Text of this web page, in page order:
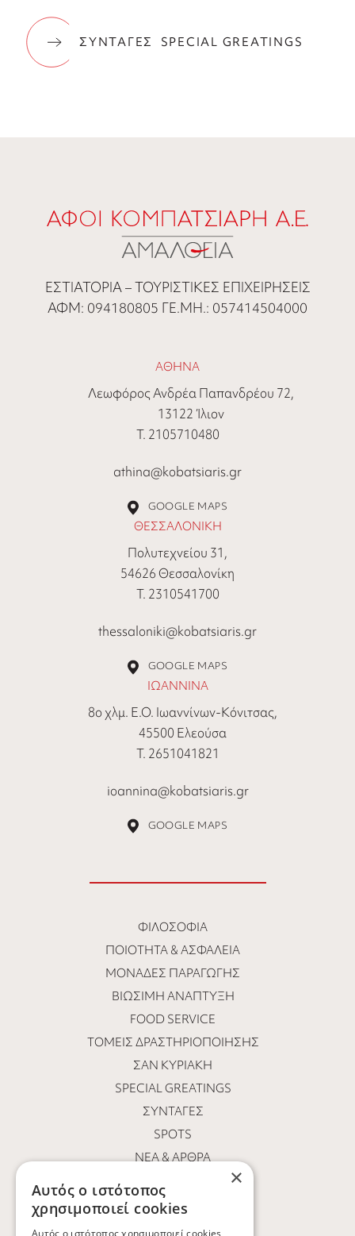
ΣΥΝΤΑΓΕΣ SPECIAL GREATINGS
ΕΣΤΙΑΤΟΡΙΑ – ΤΟΥΡΙΣΤΙΚΕΣ ΕΠΙΧΕΙΡΗΣΕΙΣ
ΑΦΜ: 094180805 ΓΕ.ΜΗ.: 057414504000
ΑΘΗΝΑ
Λεωφόρος Ανδρέα Παπανδρέου 72,
13122 Ίλιον
Τ. 2105710480
athina@kobatsiaris.gr
GOOGLE MAPS
ΘΕΣΣΑΛΟΝΙΚΗ
Πολυτεχνείου 31,
54626 Θεσσαλονίκη
Τ. 2310541700
thessaloniki@kobatsiaris.gr
GOOGLE MAPS
ΙΩΑΝΝΙΝΑ
8ο χλμ. Ε.Ο. Ιωαννίνων-Κόνιτσας,
45500 Ελεούσα
Τ. 2651041821
ioannina@kobatsiaris.gr
GOOGLE MAPS
ΦΙΛΟΣΟΦΊΑ
ΠΟΙΌΤΗΤΑ & ΑΣΦΆΛΕΙΑ
ΜΟΝΆΔΕΣ ΠΑΡΑΓΩΓΉΣ
ΒΙΏΣΙΜΗ ΑΝΆΠΤΥΞΗ
FOOD SERVICE
ΤΟΜΕΊΣ ΔΡΑΣΤΗΡΙΟΠΟΊΗΣΗΣ
ΣΑΝ ΚΥΡΙΑΚΉ
SPECIAL GREATINGS
ΣΥΝΤΑΓΈΣ
SPOTS
ΝΕΑ & ΑΡΘΡΑ
ΟΙ ΆΝΘΡΩΠΟΙ ΜΑΣ
ΕΥΚΑΙΡΊΕΣ ΚΑΡΙΈΡΑΣ
ΕΠΙΚΟΙΝΩΝΙΑ
×
Αυτός ο ιστότοπος
χρησιμοποιεί cookies
Αυτός ο ιστότοπος χρησιμοποιεί cookies